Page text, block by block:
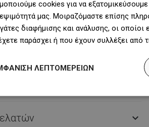

cookies για να
μας. Μοιραζόμαστε επίσης
διαφήμισης και ανάλυσης, οι
παράσχει ή που έχουν συλλέξει
ΛΕΠΤΟΜΕΡΕΙΏΝ